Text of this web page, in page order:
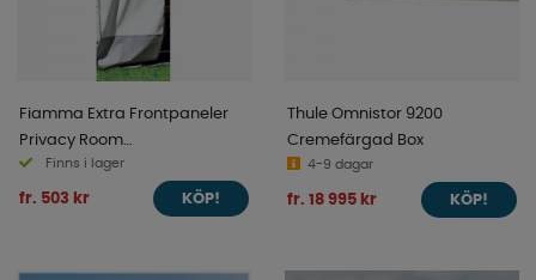
Fiamma Extra Frontpaneler
Privacy Room
F80S/F65S/F65L
Finns i lager
fr. 503 kr KÖP!
Thule Omnistor 9200
Cremefärgad Box
4-9 dagar
fr. 18 995 kr KÖP!